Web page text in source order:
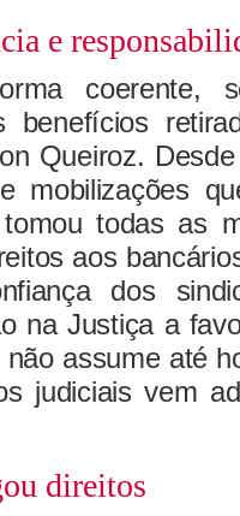
e
coerente,
benefícios
Queiroz.
mobilizações
todas as
aos
dos
na Justiça a
assume até
judiciais vem
direitos